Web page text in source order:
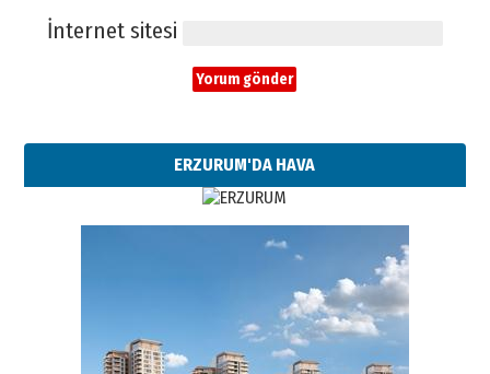
İnternet sitesi
ERZURUM'DA HAVA